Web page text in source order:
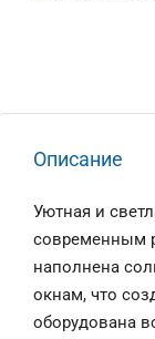
Описание
Уютная и
современным
наполнена
окнам, что
оборудована